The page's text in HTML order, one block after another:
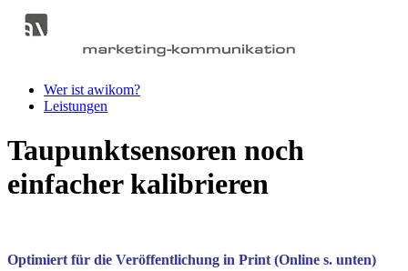
Wer ist awikom?
Leistungen
Taupunktsensoren noch
einfacher kalibrieren
Optimiert für die Veröffentlichung in Print (Online s. unten)